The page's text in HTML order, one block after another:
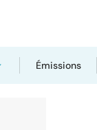
Émissions